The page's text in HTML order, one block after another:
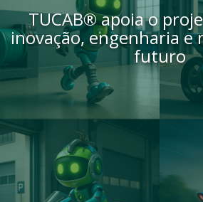
TUCAB® apoia o
inovação, engenharia e
futuro